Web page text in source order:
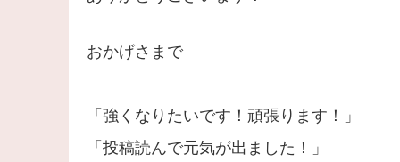
おかげさまで
「強くなりたいです！頑張ります！」
「投稿読んで元気が出ました！」